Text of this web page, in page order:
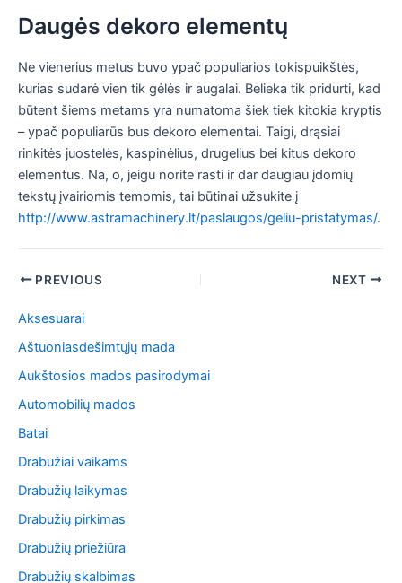
Daugės dekoro elementų
Ne vienerius metus buvo ypač populiarios tokispuikštės,
kurias sudarė vien tik gėlės ir augalai. Belieka tik pridurti, kad
būtent šiems metams yra numatoma šiek tiek kitokia kryptis
– ypač populiarūs bus dekoro elementai. Taigi, drąsiai
rinkitės juostelės, kaspinėlius, drugelius bei kitus dekoro
elementus. Na, o, jeigu norite rasti ir dar daugiau įdomių
tekstų įvairiomis temomis, tai būtinai užsukite į
http://www.astramachinery.lt/paslaugos/geliu-pristatymas/.
PostPREVIOUS NEXT
Aksesuarai
Aštuoniasdešimtųjų mada
Aukštosios mados pasirodymai
Automobilių mados
Batai
Drabužiai vaikams
Drabužių laikymas
Drabužių pirkimas
Drabužių priežiūra
Drabužių skalbimas